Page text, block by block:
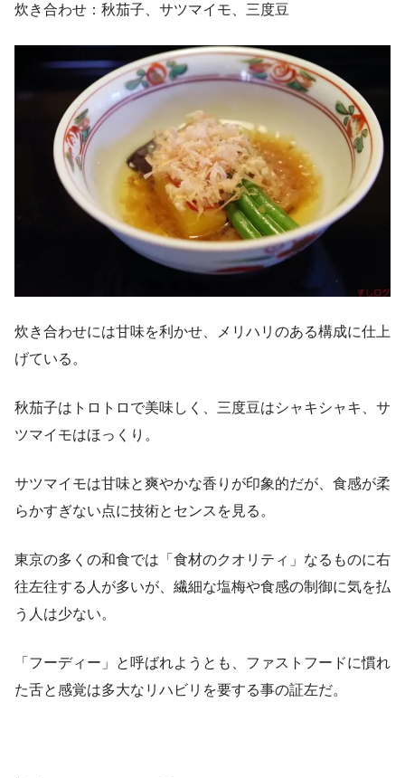
炊き合わせ：秋茄子、サツマイモ、三度豆
炊き合わせには甘味を利かせ、メリハリのある構成に仕上
げている。
秋茄子はトロトロで美味しく、三度豆はシャキシャキ、サ
ツマイモはほっくり。
サツマイモは甘味と爽やかな香りが印象的だが、食感が柔
らかすぎない点に技術とセンスを見る。
東京の多くの和食では「食材のクオリティ」なるものに右
往左往する人が多いが、繊細な塩梅や食感の制御に気を払
う人は少ない。
「フーディー」と呼ばれようとも、ファストフードに慣れ
た舌と感覚は多大なリハビリを要する事の証左だ。